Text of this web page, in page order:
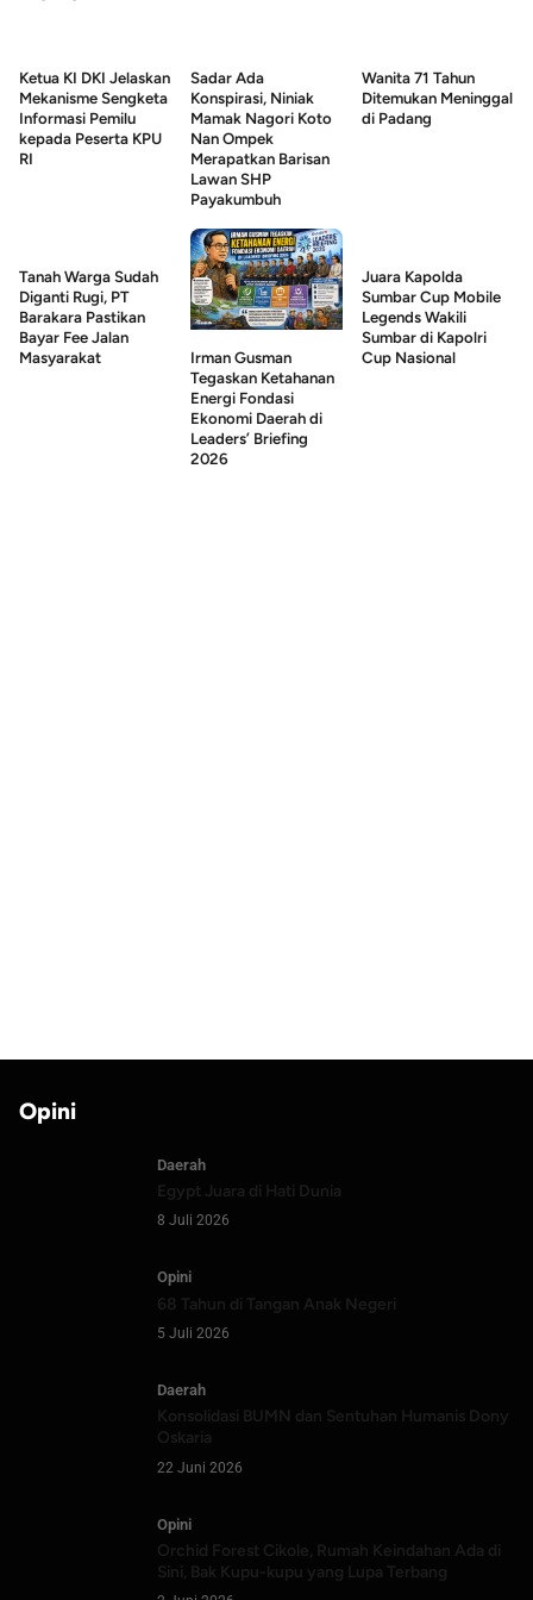
Ketua KI DKI Jelaskan
Mekanisme Sengketa
Informasi Pemilu
kepada Peserta KPU
RI
Sadar Ada
Konspirasi, Niniak
Mamak Nagori Koto
Nan Ompek
Merapatkan Barisan
Lawan SHP
Payakumbuh
Wanita 71 Tahun
Ditemukan Meninggal
di Padang
Tanah Warga Sudah
Diganti Rugi, PT
Barakara Pastikan
Bayar Fee Jalan
Masyarakat
Irman Gusman
Tegaskan Ketahanan
Energi Fondasi
Ekonomi Daerah di
Leaders’ Briefing
2026
Juara Kapolda
Sumbar Cup Mobile
Legends Wakili
Sumbar di Kapolri
Cup Nasional
Opini
Daerah
Egypt Juara di Hati Dunia
8 Juli 2026
Opini
68 Tahun di Tangan Anak Negeri
5 Juli 2026
Daerah
Konsolidasi BUMN dan Sentuhan Humanis Dony
Oskaria
22 Juni 2026
Opini
Orchid Forest Cikole, Rumah Keindahan Ada di
Sini, Bak Kupu-kupu yang Lupa Terbang